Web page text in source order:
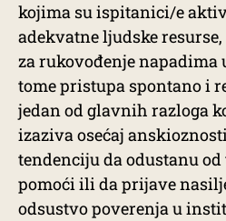
kojima su ispitanici/e
adekvatne ljudske
za rukovođenje napadima
tome pristupa spontano i
jedan od glavnih razloga
izaziva osećaj
tendenciju da odustanu
pomoći ili da prijave
odsustvo poverenja u